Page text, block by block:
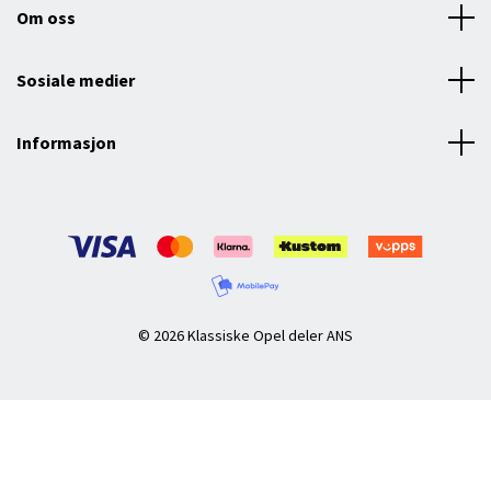
Om oss
Sosiale medier
Informasjon
© 2026 Klassiske Opel deler ANS